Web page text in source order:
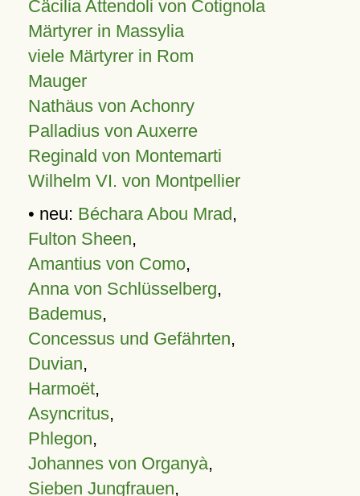
Cäcilia Attendoli von Cotignola
Märtyrer in Massylia
viele Märtyrer in Rom
Mauger
Nathäus von Achonry
Palladius von Auxerre
Reginald von Montemarti
Wilhelm VI. von Montpellier
• neu: Béchara Abou Mrad,
Fulton Sheen,
Amantius von Como,
Anna von Schlüsselberg,
Bademus,
Concessus und Gefährten,
Duvian,
Harmoët,
Asyncritus,
Phlegon,
Johannes von Organyà,
Sieben Jungfrauen,